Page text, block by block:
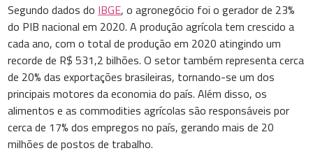
Segundo dados do IBGE, o agronegócio foi o gerador de 23%
do PIB nacional em 2020. A produção agrícola tem crescido a
cada ano, com o total de produção em 2020 atingindo um
recorde de R$ 531,2 bilhões. O setor também representa cerca
de 20% das exportações brasileiras, tornando-se um dos
principais motores da economia do país. Além disso, os
alimentos e as commodities agrícolas são responsáveis por
cerca de 17% dos empregos no país, gerando mais de 20
milhões de postos de trabalho.